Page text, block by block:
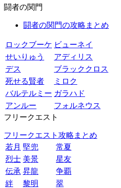
闘者の関門
闘者の関門の攻略まとめ
ロックブーケ ビューネイ
せいりゅう
アディリス
デス
ブラッククロス
死せる賢者
ミロク
バルテルミー ガラハド
アンルー
フォルネウス
フリークエスト
フリークエスト攻略まとめ
若月 堅兜
常夏
烈士 美景
星友
伝承 昇龍
争覇
絆
黎明
翠